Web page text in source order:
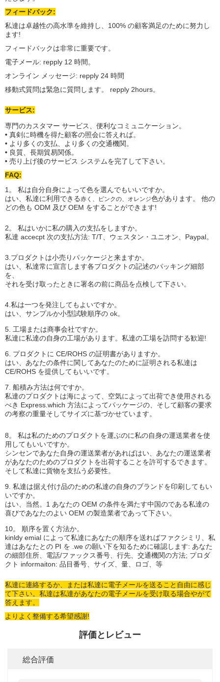
フィードバック:
私達は卓越性の高水準を維持し、100% の顧客満足のために努力し
ます!
フィードバックは非常に重要です。
電子メール: repply 12 時間。
オンライン メッセージ: repply 24 時間
移動式質問は緊急に質問します。 repply 2hours。
サービス:
専門のカスタマー サービス、便利なコミュニケーション。
• 真剣に時機を得た顧客の照会に答えれば。
• より多くの支払、より多くの交通機関。
• 良質、長期貿易関係。
• 売り上げ後のサービス システムを完了して下さい。
FAQ:
1。 私は自分自身によって色を選んでもいいですか。
はい、私達に利用できる赤く、ピンクの、オレンジ色があります。 他の
どの色も ODM 及び OEM をすることができます!
2。 私はいかに私の購入の支払をしますか。
私達 accecpt 次の支払方法: T/T、ウェスタン・ユニオン、Paypal。
3.プロダクトは小売りパッケージと来ますか。
はい、私達常に宣言します各プロダクトの記述のパッキング細部
を、
それを受け取ったときに署名の前に商品を点検して下さい。
4.私は一つを発注してもよいですか。
はい、サンプルか小型試験順序の ok。
5. 工場または商事会社ですか。
私達に私達の自身の工場があります。私達の工場を訪問する歓迎!
6. プロダクトに CE/ROHS の証明書がありますか。
はい、あなたの条件に関してあなたのために証明される私達は
CE/ROHS を提供してもいいです。
7. 船積み方法は何ですか。
私達のプロダクトは海によって、空気によって出荷でき使用される
べき Express.which 方法によってパッケージの、そして顧客の要求
の考察の重量そしてサイズに基づかせています。
8。 私は私のためのプロダクトを運ぶのに私の自身の運送業者を使
用してもいいですか。
シンセンであなた自身の運送業者があればはい、あなたの運送業者
があなたのためのプロダクトを出荷することを許可するできます。
そして私達に貨物を支払う必要性。
9. 私達は据え付け品のための私達の自身のブランドを印刷してもい
いですか。
はい、当然。1 あなたの OEM の条件を満たす中国のである私達の
喜びであなたのよい OEM の製造業者であって下さい。
10。 順序を置く方法か。
kinldy emial によって私達にあなたの順序を送ればファクシミリ、私
達はあなたとの PI を .we の願い下を知るために確認します: あなた
の細部住所、電話/ファックス番号、行先、交通機関の方法; プロダ
クト informaiton: 品目番号、サイズ、量、ロゴ、等
私達に連絡するか、または私達に電子メールを送ること自由に感じ
て下さい。私達は私達があなたの電子メールを受け取る場合やがて
答えます。
よりよく整備する希望感謝!
評価とレビュー
総合評価